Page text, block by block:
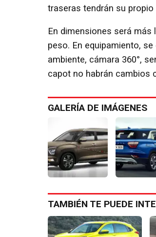
traseras tendrán su propio
En dimensiones será
peso. En equipamiento,
ambiente, cámara 360°,
capot no habrán cambios
GALERÍA DE IMÁGENES
TAMBIÉN TE PUEDE